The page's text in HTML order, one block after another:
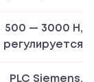
500 — 3000 Н,
регулируется
PLC Siemens,